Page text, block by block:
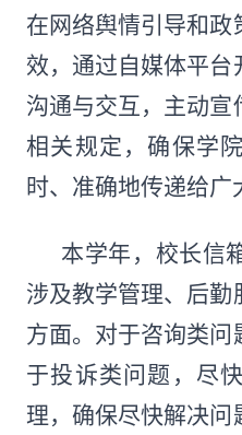
在网络舆情引导和
效，通过自媒体平
沟通与交互，主动
相关规定，确保学
时、准确地传递给广
本学年，校长信
涉及教学管理、后
方面。对于咨询类
于投诉类问题，尽
理，确保尽快解决问